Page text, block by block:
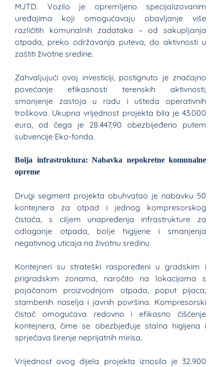
MJTD. Vozilo je opremljeno specijalizovanim
uređajima koji omogućavaju obavljanje više
različitih komunalnih zadataka – od sakupljanja
otpada, preko održavanja puteva, do aktivnosti u
zaštiti životne sredine.
Zahvaljujući ovoj investiciji, postignuto je značajno
povećanje efikasnosti terenskih aktivnosti,
smanjenje zastoja u radu i ušteda operativnih
troškova. Ukupna vrijednost projekta bila je 43.000
eura, od čega je 28.447,90 obezbijeđeno putem
subvencije Eko-fonda.
Bolja infrastruktura: Nabavka nepokretne komunalne
opreme
Drugi segment projekta obuhvatao je nabavku 50
kontejnera za otpad i jednog kompresorskog
čistača, s ciljem unapređenja infrastrukture za
odlaganje otpada, bolje higijene i smanjenja
negativnog uticaja na životnu sredinu.
Kontejneri su strateški raspoređeni u gradskim i
prigradskim zonama, naročito na lokacijama s
pojačanom proizvodnjom otpada, poput pijaca,
stambenih naselja i javnih površina. Kompresorski
čistač omogućava redovno i efikasno čišćenje
kontejnera, čime se obezbjeđuje stalna higijena i
sprječava širenje neprijatnih mirisa.
Vrijednost ovog dijela projekta iznosila je 32.900